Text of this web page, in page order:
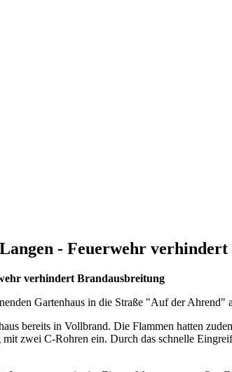
- Feuerwehr
verhindert Brandausbreitung
Gartenhaus in die Straße "Auf der Ahrend"
bereits in Vollbrand. Die Flammen hatten
zwei C-Rohren ein. Durch das schnelle